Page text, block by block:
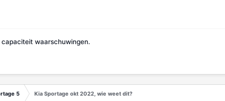
waarschuwingen.
5 Kia Sportage okt 2022, wie weet dit?